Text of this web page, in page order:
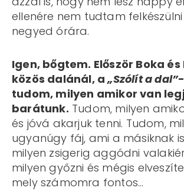
ellenére nem tudtam
negyed órára.
Igen, bőgtem. Először Boka
közös dalánál, a„Szólít a dal”
tudom, milyen amikor van
barátunk. Tudom, milyen
és jóvá akarjuk tenni. Tudom,
ugyanúgy fáj, ami a másiknak
milyen zsigerig aggódni
milyen győzni és mégis
mely számomra fontos…